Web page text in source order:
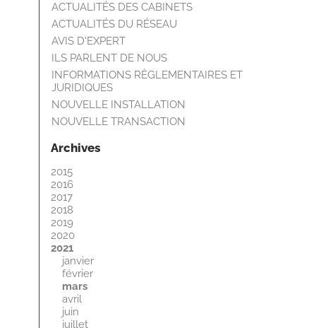
ACTUALITÉS DES CABINETS
ACTUALITÉS DU RÉSEAU
AVIS D'EXPERT
ILS PARLENT DE NOUS
INFORMATIONS RÈGLEMENTAIRES ET
JURIDIQUES
NOUVELLE INSTALLATION
NOUVELLE TRANSACTION
Archives
2015
2016
2017
2018
2019
2020
2021
janvier
février
mars
avril
juin
juillet